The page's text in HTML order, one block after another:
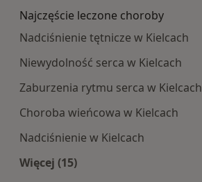
Najczęście leczone choroby
Nadciśnienie tętnicze w Kielcach
Niewydolność serca w Kielcach
Zaburzenia rytmu serca w Kielcach
Choroba wieńcowa w Kielcach
Nadciśnienie w Kielcach
Więcej (15)